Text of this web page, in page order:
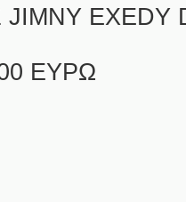
EXEDY
ΕΥΡΩ